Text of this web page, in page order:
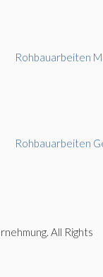
Rohbauarbeiten
Rohbauarbeiten
All Rights